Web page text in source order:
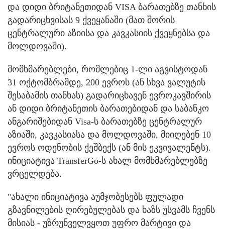
და დიდი ბრიტანეთიდან VISA ბარათებზე თანხის
გადარიცხვისას 9 ქვეყანაში (მათ შორის
ცენტრალური აზიისა და კავკასიის ქვეყნებსა და
მოლდოვაში).
მომხმარებლები, რომლებიც 1-ლი აგვისტოდან
31 ოქტომბრამდე, 200 ევროს (ან სხვა ვალუტის
შესაბამის თანხას) გადარიცხავენ ევროკავშირის
ან დიდი ბრიტანეთის ბარათებიდან და საბანკო
ანგარიშებიდან Visa-ს ბარათებზე ცენტრალურ
აზიაში, კავკასიასა და მოლდოვაში, მიიღებენ 10
ევროს ოდენობის ქეშბექს (ან მის ეკვივალენტს).
ინიციატივა TransferGo-ს ახალ მომხმარებლებზე
ვრცელდება.
"ახალი ინიციატივა აუმჯობესებს ფულადი
გზავნილების ღირებულებას და ხაზს უსვამს ჩვენს
მისიას - უზრუნველვყოთ უფრო მარტივი და